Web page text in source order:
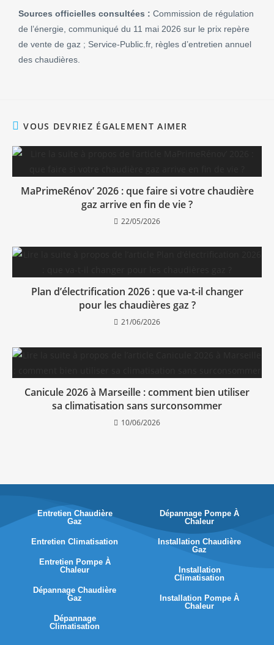
Sources officielles consultées : Commission de régulation
de l’énergie, communiqué du 11 mai 2026 sur le prix repère
de vente de gaz ; Service-Public.fr, règles d’entretien annuel
des chaudières.
VOUS DEVRIEZ ÉGALEMENT AIMER
MaPrimeRénov’ 2026 : que faire si votre chaudière
gaz arrive en fin de vie ?
22/05/2026
Plan d’électrification 2026 : que va-t-il changer
pour les chaudières gaz ?
21/06/2026
Canicule 2026 à Marseille : comment bien utiliser
sa climatisation sans surconsommer
10/06/2026
Entretien Chaudière
Gaz
Entretien Climatisation
Entretien Pompe À
Chaleur
Dépannage Chaudière
Gaz
Dépannage
Climatisation
Dépannage Pompe À
Chaleur
Installation Chaudière
Gaz
Installation
Climatisation
Installation Pompe À
Chaleur